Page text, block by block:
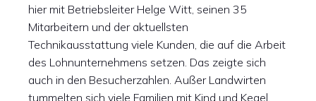
hier mit Betriebsleiter Helge Witt, seinen 35
Mitarbeitern und der aktuellsten
Technikausstattung viele Kunden, die auf die Arbeit
des Lohnunternehmens setzen. Das zeigte sich
auch in den Besucherzahlen. Außer Landwirten
tummelten sich viele Familien mit Kind und Kegel,